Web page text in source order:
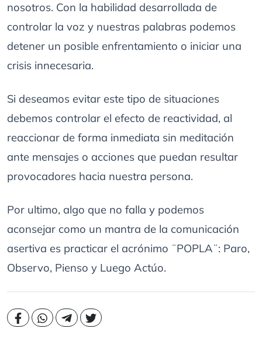
nosotros. Con la habilidad desarrollada de
controlar la voz y nuestras palabras podemos
detener un posible enfrentamiento o iniciar una
crisis innecesaria.
Si deseamos evitar este tipo de situaciones
debemos controlar el efecto de reactividad, al
reaccionar de forma inmediata sin meditación
ante mensajes o acciones que puedan resultar
provocadores hacia nuestra persona.
Por ultimo, algo que no falla y podemos
aconsejar como un mantra de la comunicación
asertiva es practicar el acrónimo ¨POPLA¨: Paro,
Observo, Pienso y Luego Actúo.